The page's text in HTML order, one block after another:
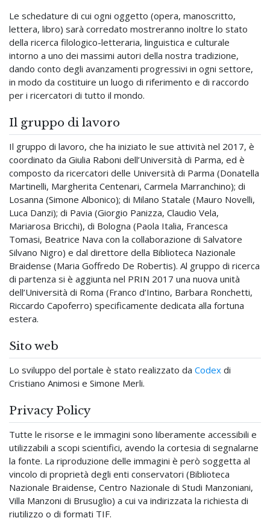
Le schedature di cui ogni oggetto (opera, manoscritto,
lettera, libro) sarà corredato mostreranno inoltre lo stato
della ricerca filologico-letteraria, linguistica e culturale
intorno a uno dei massimi autori della nostra tradizione,
dando conto degli avanzamenti progressivi in ogni settore,
in modo da costituire un luogo di riferimento e di raccordo
per i ricercatori di tutto il mondo.
Il gruppo di lavoro
Il gruppo di lavoro, che ha iniziato le sue attività nel 2017, è
coordinato da Giulia Raboni dell’Università di Parma, ed è
composto da ricercatori delle Università di Parma (Donatella
Martinelli, Margherita Centenari, Carmela Marranchino); di
Losanna (Simone Albonico); di Milano Statale (Mauro Novelli,
Luca Danzi); di Pavia (Giorgio Panizza, Claudio Vela,
Mariarosa Bricchi), di Bologna (Paola Italia, Francesca
Tomasi, Beatrice Nava con la collaborazione di Salvatore
Silvano Nigro) e dal direttore della Biblioteca Nazionale
Braidense (Maria Goffredo De Robertis). Al gruppo di ricerca
di partenza si è aggiunta nel PRIN 2017 una nuova unità
dell’Università di Roma (Franco d’Intino, Barbara Ronchetti,
Riccardo Capoferro) specificamente dedicata alla fortuna
estera.
Sito web
Lo sviluppo del portale è stato realizzato da Codex di
Cristiano Animosi e Simone Merli.
Privacy Policy
Tutte le risorse e le immagini sono liberamente accessibili e
utilizzabili a scopi scientifici, avendo la cortesia di segnalarne
la fonte. La riproduzione delle immagini è però soggetta al
vincolo di proprietà degli enti conservatori (Biblioteca
Nazionale Braidense, Centro Nazionale di Studi Manzoniani,
Villa Manzoni di Brusuglio) a cui va indirizzata la richiesta di
riutilizzo o di formati TIF.